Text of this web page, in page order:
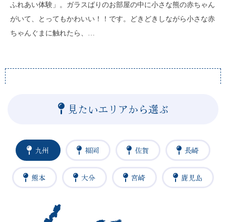
ふれあい体験」。ガラスばりのお部屋の中に小さな熊の赤ちゃん
がいて、とってもかわいい！！です。どきどきしながら小さな赤
ちゃんぐまに触れたら、…
見たいエリアから選ぶ
九州 福岡 佐賀 長崎
熊本 大分 宮崎 鹿児島